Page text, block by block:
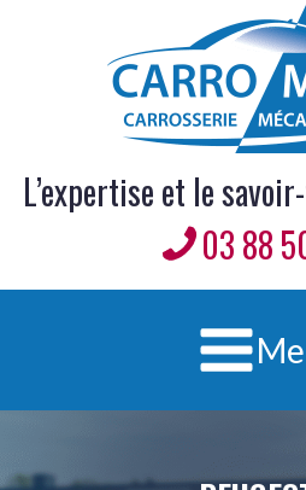
L’expertise et le
03 88